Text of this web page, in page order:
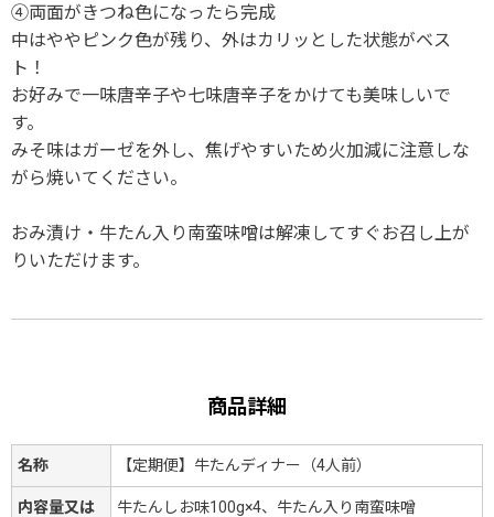
④両面がきつね色になったら完成
中はややピンク色が残り、外はカリッとした状態がベス
ト！
お好みで一味唐辛子や七味唐辛子をかけても美味しいで
す。
みそ味はガーゼを外し、焦げやすいため火加減に注意しな
がら焼いてください。
おみ漬け・牛たん入り南蛮味噌は解凍してすぐお召し上が
りいただけます。
商品詳細
名称 【定期便】牛たんディナー（4人前）
内容量又は 牛たんしお味100g×4、牛たん入り南蛮味噌